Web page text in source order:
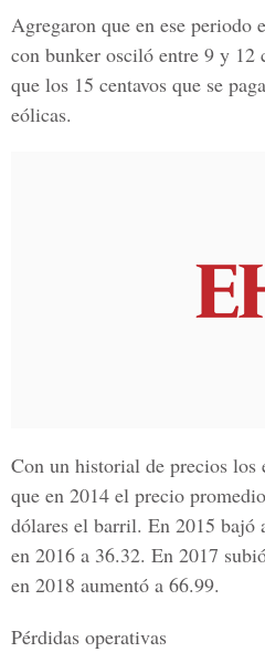
Agregaron que en ese
con bunker osciló entre 9 y 12
que los 15 centavos que se
eólicas.
Con un historial de precios los
que en 2014 el precio
dólares el barril. En 2015 bajó
en 2016 a 36.32. En 2017
en 2018 aumentó a 66.99.
Pérdidas operativas